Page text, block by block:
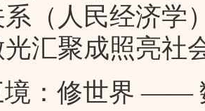
（人民经济学
汇聚成照亮社
：修世界 ——